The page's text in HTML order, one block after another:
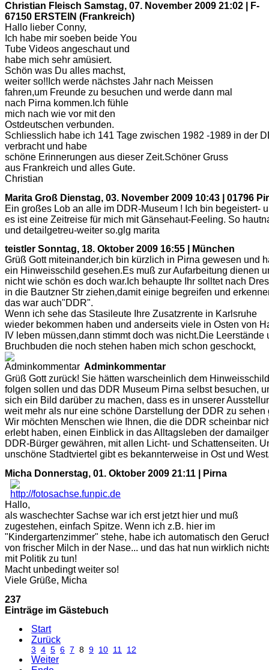
Christian Fleisch Samstag, 07. November 2009 21:02 | F-
67150 ERSTEIN (Frankreich)
Hallo lieber Conny,
Ich habe mir soeben beide You
Tube Videos angeschaut und
habe mich sehr amüsiert.
Schön was Du alles machst,
weiter so!!Ich werde nächstes Jahr nach Meissen
fahren,um Freunde zu besuchen und werde dann mal
nach Pirna kommen.Ich fühle
mich nach wie vor mit den
Ostdeutschen verbunden.
Schliesslich habe ich 141 Tage zwischen 1982 -1989 in der
verbracht und habe
schöne Erinnerungen aus dieser Zeit.Schöner Gruss
aus Frankreich und alles Gute.
Christian
Marita Groß Dienstag, 03. November 2009 10:43 | 01796
Ein großes Lob an alle im DDR-Museum ! Ich bin begeistert-
es ist eine Zeitreise für mich mit Gänsehaut-Feeling. So
und detailgetreu-weiter so.glg marita
teistler Sonntag, 18. Oktober 2009 16:55 | München
Grüß Gott miteinander,ich bin kürzlich in Pirna gewesen und
ein Hinweisschild gesehen.Es muß zur Aufarbeitung dienen
nicht wie schön es doch war.Ich behaupte Ihr solltet nach
in die Bautzner Str ziehen,damit einige begreifen und
das war auch"DDR".
Wenn ich sehe das Stasileute Ihre Zusatzrente in Karlsruhe
wieder bekommen haben und anderseits viele in Osten von
IV leben müssen,dann stimmt doch was nicht.Die Leerstände
Bruchbuden die noch stehen haben mich schon geschockt,
Adminkommentar
Grüß Gott zurück! Sie hätten warscheinlich dem Hinweisschild
folgen sollen und das DDR Museum Pirna selbst besuchen,
sich ein Bild darüber zu machen, dass es in unserer
weit mehr als nur eine schöne Darstellung der DDR zu sehen
Wir möchten Menschen wie Ihnen, die die DDR scheinbar
erlebt haben, einen Einblick in das Alltagsleben der
DDR-Bürger gewähren, mit allen Licht- und Schattenseiten.
unschöne Stadtviertel gibt es bekannterweise in Ost und
Micha Donnerstag, 01. Oktober 2009 21:11 | Pirna
Hallo,
als waschechter Sachse war ich erst jetzt hier und muß
zugestehen, einfach Spitze. Wenn ich z.B. hier im
"Kindergartenzimmer" stehe, habe ich automatisch den
von frischer Milch in der Nase... und das hat nun wirklich
mit Politik zu tun!
Macht unbedingt weiter so!
Viele Grüße, Micha
237
Einträge im Gästebuch
Start
Zurück
3 4 5 6 7 8 9 10 11 12
Weiter